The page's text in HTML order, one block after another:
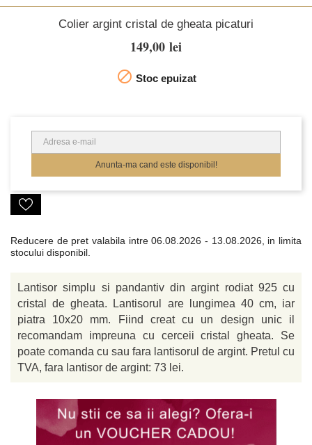
Colier argint cristal de gheata picaturi
149,00 lei
 Stoc epuizat
Anunta-ma cand este disponibil!
Reducere de pret valabila intre06.08.2026 - 13.08.2026, in limita
stocului disponibil.
Lantisor simplu si pandantiv din argint rodiat 925 cu
cristal de gheata. Lantisorul are lungimea 40 cm, iar
piatra 10x20 mm. Fiind creat cu un design unic il
recomandam impreuna cu cerceii cristal gheata. Se
poate comanda cu sau fara lantisorul de argint. Pretul cu
TVA, fara lantisor de argint: 73 lei.